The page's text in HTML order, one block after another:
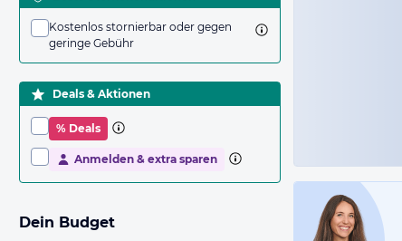
Kostenlos stornierbar oder gegen
geringe Gebühr
Deals & Aktionen
% Deals
Anmelden & extra sparen
Dein Budget